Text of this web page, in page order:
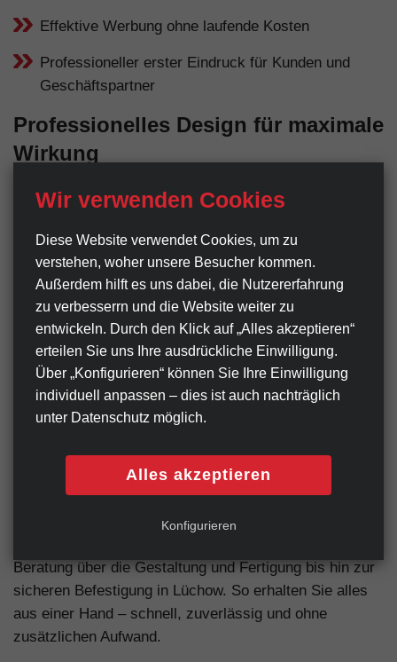
Effektive Werbung ohne laufende Kosten
Professioneller erster Eindruck für Kunden und
Geschäftspartner
Professionelles Design für maximale
Wirkung
Ein Werbeschild ist oft der erste Kontaktpunkt
in Lüchow. Deshalb legen wir großen Wert auf ein
professionelles, gut durchdachtes Design. Klare
Botschaften, hohe Lesbarkeit und eine stimmige
Gestaltung sorgen dafür, dass Ihr Werbeschild sofort
ins Auge fällt und im Gedächtnis bleibt.
Gerne übernehmen wir auch die komplette Gestaltung
Ihres Werbeschildes – von der Idee bis zur finalen
Umsetzung.
Montage & Rundum-Service
Auf Wunsch bieten wir Ihnen nicht nur die Produktion,
sondern auch die fachgerechte Montage Ihrer
Beratung über die Gestaltung und Fertigung bis hin zur
sicheren Befestigung in Lüchow. So erhalten Sie alles
aus einer Hand – schnell, zuverlässig und ohne
zusätzlichen Aufwand.
Wir verwenden Cookies
Diese Website verwendet Cookies, um zu
verstehen, woher unsere Besucher kommen.
Außerdem hilft es uns dabei, die Nutzer­erfahrung
zu verbesserrn und die Website weiter zu
entwickeln. Durch den Klick auf „Alles akzeptieren“
erteilen Sie uns Ihre ausdrückliche Einwilligung.
Über „Konfigurieren“ können Sie Ihre Einwilligung
individuell anpassen ‒ dies ist auch nachträglich
unter Datenschutz möglich.
Alles akzeptieren
Konfigurieren